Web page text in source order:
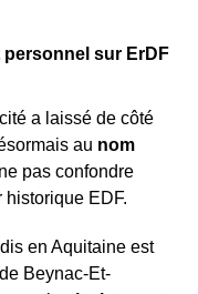
sur ErDF
a laissé de côté
au nom
pas confondre
historique EDF.
en Aquitaine est
Beynac-Et-